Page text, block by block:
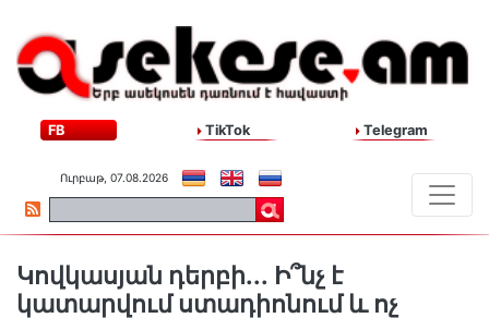
FB TikTok Telegram
Ուրբաթ, 07.08.2026
Կովկասյան դերբի․․․ Ի՞նչ է
կատարվում ստադիոնում և ոչ